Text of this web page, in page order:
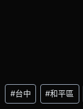
Post
Tags:
#台中 #和平區